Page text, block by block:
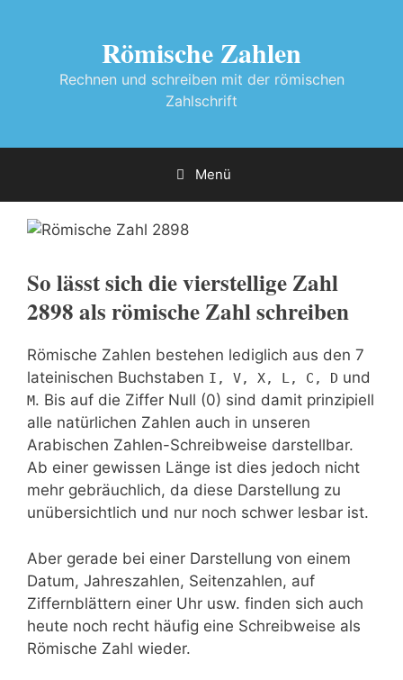
Römische Zahlen
Rechnen und schreiben mit der römischen
Zahlschrift
Menü
2898 als Römische Zahl
So lässt sich die vierstellige Zahl
2898als römische Zahl schreiben
Römische Zahlen bestehen lediglich aus den 7
lateinischen Buchstaben I, V, X, L, C, D und
M. Bis auf die Ziffer Null (0) sind damit prinzipiell
alle natürlichen Zahlen auch in unseren
Arabischen Zahlen-Schreibweise darstellbar.
Ab einer gewissen Länge ist dies jedoch nicht
mehr gebräuchlich, da diese Darstellung zu
unübersichtlich und nur noch schwer lesbar ist.
Aber gerade bei einer Darstellung von einem
Datum, Jahreszahlen, Seitenzahlen, auf
Ziffernblättern einer Uhr usw. finden sich auch
heute noch recht häufig eine Schreibweise als
Römische Zahl wieder.